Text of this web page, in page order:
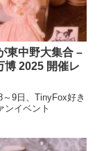
東中野大集合 –
2025 開催レ
～9日、TinyFox好き
ンイベント